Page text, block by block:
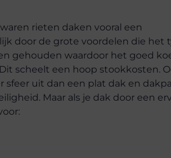
rieten daken vooral een
door de grote voordelen die het
gehouden waardoor het goed
scheelt een hoop stookkosten.
sfeer uit dan een plat dak en
Maar als je dak door een